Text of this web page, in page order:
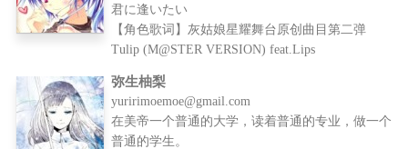
君に逢いたい
【角色歌词】灰姑娘星耀舞台原创曲目第二弹
Tulip (M@STER VERSION) feat.Lips
弥生柚梨
yuririmoemoe@gmail.com
在美帝一个普通的大学，读着普通的专业，做一个
普通的学生。